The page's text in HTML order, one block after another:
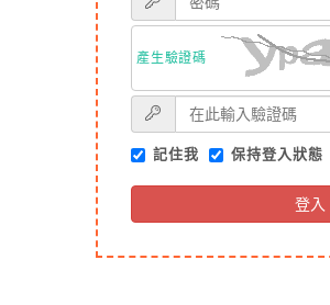
產生驗證碼
記住我 保持登入狀態
登入